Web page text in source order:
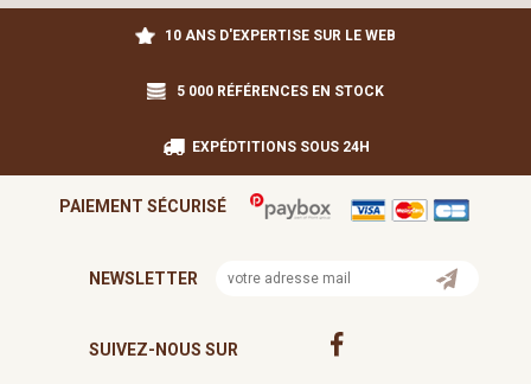
10 ANS D'EXPERTISE SUR LE WEB
5 000 RÉFÉRENCES EN STOCK
EXPÉDTITIONS SOUS 24H
PAIEMENT SÉCURISÉ
NEWSLETTER
SUIVEZ-NOUS SUR